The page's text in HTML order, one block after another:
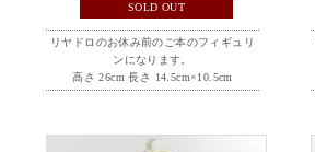
SOLD OUT
リヤドロのお休み前のご本のフィギュリ
ンになります。
高さ 26cm 長さ 14.5cm×10.5cm